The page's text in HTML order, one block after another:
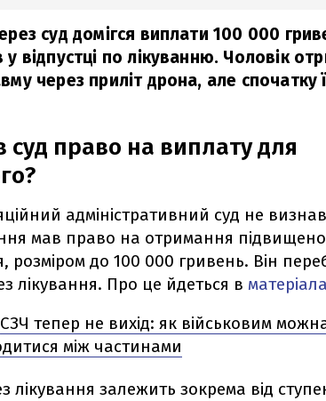
суд домігся виплати 100 000
у відпустці по лікуванню. Чоловік
через приліт дрона, але спочатку
суд право на виплату для
адміністративний суд не
мав право на отримання
розміром до 100 000 гривень. Він
лікування. Про це йдеться в
СЗЧ тепер не вихід: як військовим
між частинами
лікування залежить зокрема від